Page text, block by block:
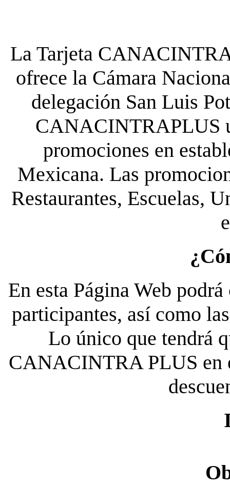
La Tarjeta
ofrece la Cámara
delegación San Luis
CANACINTRAPLUS
promociones en
Mexicana. Las
Restaurantes, Escuelas,
En esta Página Web
participantes, así como
Lo único que tendrá
CANACINTRA PLUS en